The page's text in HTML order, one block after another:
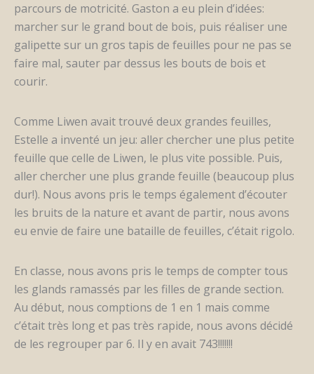
parcours de motricité. Gaston a eu plein d’idées:
marcher sur le grand bout de bois, puis réaliser une
galipette sur un gros tapis de feuilles pour ne pas se
faire mal, sauter par dessus les bouts de bois et
courir.
Comme Liwen avait trouvé deux grandes feuilles,
Estelle a inventé un jeu: aller chercher une plus petite
feuille que celle de Liwen, le plus vite possible. Puis,
aller chercher une plus grande feuille (beaucoup plus
dur!). Nous avons pris le temps également d’écouter
les bruits de la nature et avant de partir, nous avons
eu envie de faire une bataille de feuilles, c’était rigolo.
En classe, nous avons pris le temps de compter tous
les glands ramassés par les filles de grande section.
Au début, nous comptions de 1 en 1 mais comme
c’était très long et pas très rapide, nous avons décidé
de les regrouper par 6. Il y en avait 743!!!!!!!